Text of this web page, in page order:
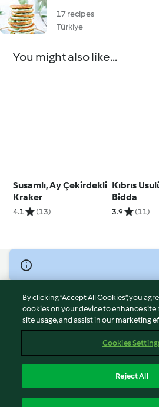
17 recipes
Türkiye
You might also like...
Susamlı, Ay Çekirdekli
Kraker
4.1 (13)
Kıbrıs
Bidda
3.9 (11)
© Copyright 2026
Terms of Service
Privacy Policy
Disclaimer
Cookies
Withdraw Contract
By clicking “Accept All Cookies”, you
cookies on your device to enhance site
site usage, and assist in our marketing
Cookies
Reject All